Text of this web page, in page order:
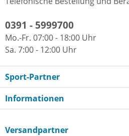
0391 - 5999700
Mo.-Fr. 07:00 - 18:00 Uhr
Sa. 7:00 - 12:00 Uhr
Sport-Partner
Informationen
Versandpartner